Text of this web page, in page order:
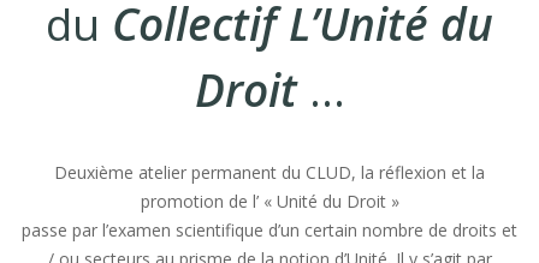
du Collectif L’Unité du
Droit…
Deuxième atelier permanent du CLUD, la réflexion et la
promotion de l’ « Unité du Droit »
passe par l’examen scientifique d’un certain nombre de droits et